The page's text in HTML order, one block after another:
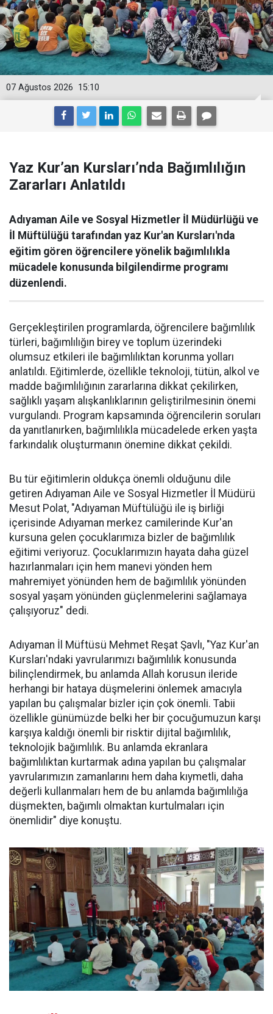
15:10
07 Ağustos 2026
Yaz Kur’an Kursları’nda Bağımlılığın
Zararları Anlatıldı
Adıyaman Aile ve Sosyal Hizmetler İl Müdürlüğü ve
İl Müftülüğü tarafından yaz Kur'an Kursları'nda
eğitim gören öğrencilere yönelik bağımlılıkla
mücadele konusunda bilgilendirme programı
düzenlendi.
Gerçekleştirilen programlarda, öğrencilere bağımlılık
türleri, bağımlılığın birey ve toplum üzerindeki
olumsuz etkileri ile bağımlılıktan korunma yolları
anlatıldı. Eğitimlerde, özellikle teknoloji, tütün, alkol ve
madde bağımlılığının zararlarına dikkat çekilirken,
sağlıklı yaşam alışkanlıklarının geliştirilmesinin önemi
vurgulandı. Program kapsamında öğrencilerin soruları
da yanıtlanırken, bağımlılıkla mücadelede erken yaşta
farkındalık oluşturmanın önemine dikkat çekildi.
Bu tür eğitimlerin oldukça önemli olduğunu dile
getiren Adıyaman Aile ve Sosyal Hizmetler İl Müdürü
Mesut Polat, "Adıyaman Müftülüğü ile iş birliği
içerisinde Adıyaman merkez camilerinde Kur'an
kursuna gelen çocuklarımıza bizler de bağımlılık
eğitimi veriyoruz. Çocuklarımızın hayata daha güzel
hazırlanmaları için hem manevi yönden hem
mahremiyet yönünden hem de bağımlılık yönünden
sosyal yaşam yönünden güçlenmelerini sağlamaya
çalışıyoruz" dedi.
Adıyaman İl Müftüsü Mehmet Reşat Şavlı, "Yaz Kur'an
Kursları'ndaki yavrularımızı bağımlılık konusunda
bilinçlendirmek, bu anlamda Allah korusun ileride
herhangi bir hataya düşmelerini önlemek amacıyla
yapılan bu çalışmalar bizler için çok önemli. Tabii
özellikle günümüzde belki her bir çocuğumuzun karşı
karşıya kaldığı önemli bir risktir dijital bağımlılık,
teknolojik bağımlılık. Bu anlamda ekranlara
bağımlılıktan kurtarmak adına yapılan bu çalışmalar
yavrularımızın zamanlarını hem daha kıymetli, daha
değerli kullanmaları hem de bu anlamda bağımlılığa
düşmekten, bağımlı olmaktan kurtulmaları için
önemlidir" diye konuştu.